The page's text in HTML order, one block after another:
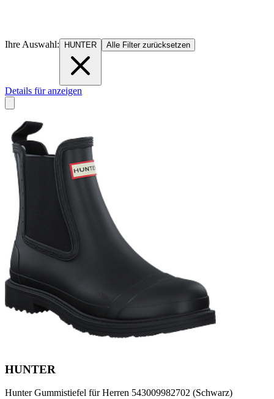
Ihre Auswahl: HUNTER Alle Filter zurücksetzen
Details für anzeigen
HUNTER
Hunter Gummistiefel für Herren 543009982702 (Schwarz)